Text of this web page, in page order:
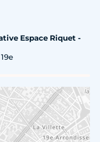
Espace Riquet -